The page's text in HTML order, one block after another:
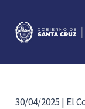
contenido
30/04/2025 | El